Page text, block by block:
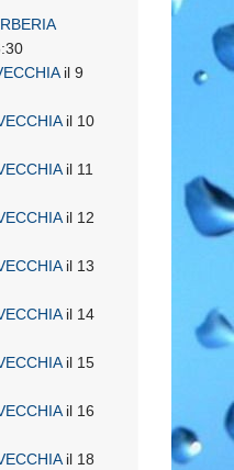
il 9
il 10
il 11
il 12
il 13
il 14
il 15
il 16
il 18